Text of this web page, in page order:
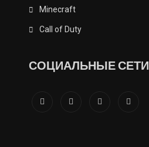
Minecraft
Call of Duty
СОЦИАЛЬНЫЕ СЕТИ